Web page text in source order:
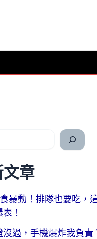
章
暴動！排隊也要吃，
！
過，手機爆炸我負責